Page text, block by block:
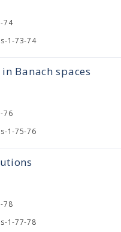
74
1-73-74
Banach spaces
76
1-75-76
78
1-77-78